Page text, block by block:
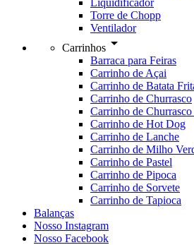
Liquidificador
Torre de Chopp
Ventilador
Carrinhos arrow_drop_down
Barraca para Feiras
Carrinho de Açai
Carrinho de Batata
Carrinho de Churrasco
Carrinho de
Carrinho de Hot Dog
Carrinho de Lanche
Carrinho de Milho
Carrinho de Pastel
Carrinho de Pipoca
Carrinho de Sorvete
Carrinho de Tapioca
Balanças
Nosso Instagram
Nosso Facebook